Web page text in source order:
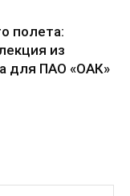
полета:
из
для ПАО «ОАК»